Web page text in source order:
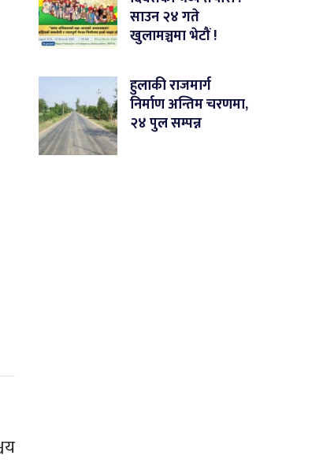
साउन २४ गते
खुलामञ्चमा भेटौं !
हुलाकी राजमार्ग
निर्माण अन्तिम चरणमा,
२४ पुल सम्पन्न